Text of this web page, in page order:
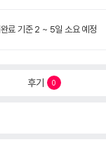
료 기준 2 ~ 5일 소요 예정
후기 0